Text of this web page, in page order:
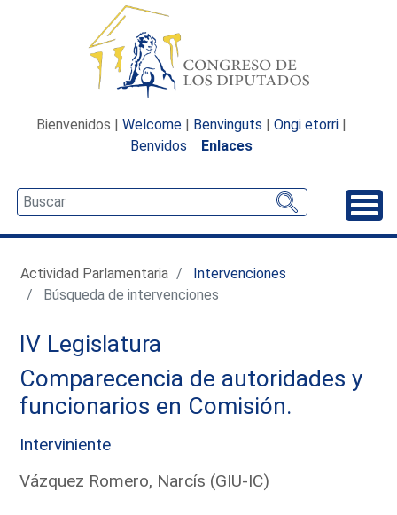
Bienvenidos | Welcome | Benvinguts | Ongi etorri |
Benvidos
Enlaces
Actividad Parlamentaria
Intervenciones
Búsqueda de intervenciones
IV Legislatura
Comparecencia de autoridades y
funcionarios en Comisión.
Interviniente
Vázquez Romero, Narcís (GIU-IC)